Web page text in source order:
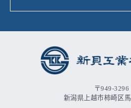
〒949-3296
新潟県上越市柿崎区